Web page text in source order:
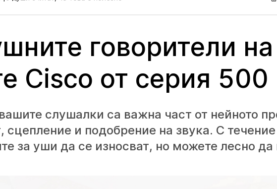
говорители на
Cisco от серия 500
слушалки са важна част от нейното
сцепление и подобрение на звука. С
за уши да се износват, но можете лесно да